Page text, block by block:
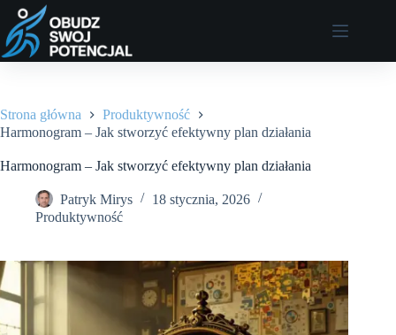
Przejdź
treści
Strona główna
Produktywność
Harmonogram – Jak stworzyć efektywny plan działania
Harmonogram – Jak stworzyć efektywny plan działania
Patryk Mirys
18 stycznia, 2026
Produktywność